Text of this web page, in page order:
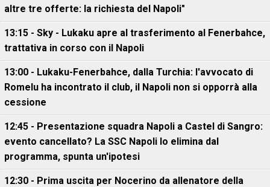
altre tre offerte: la richiesta del Napoli"
13:15 - Sky - Lukaku apre al trasferimento al Fenerbahce,
trattativa in corso con il Napoli
13:00 - Lukaku-Fenerbahce, dalla Turchia: l'avvocato di
Romelu ha incontrato il club, il Napoli non si opporrà alla
cessione
12:45 - Presentazione squadra Napoli a Castel di Sangro:
evento cancellato? La SSC Napoli lo elimina dal
programma, spunta un'ipotesi
12:30 - Prima uscita per Nocerino da allenatore della